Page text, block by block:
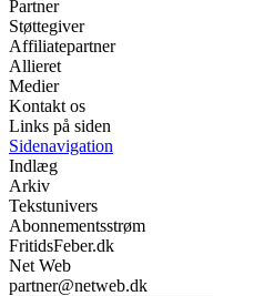
Partner
Støttegiver
Affiliatepartner
Allieret
Medier
Kontakt os
Links på siden
Sidenavigation
Indlæg
Arkiv
Tekstunivers
Abonnementsstrøm
FritidsFeber.dk
Net Web
partner@netweb.dk